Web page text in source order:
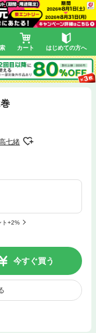
カート はじめての方へ
七緒
ト+2%
今すぐ買う